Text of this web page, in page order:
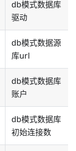
db模式数据库
驱动
db模式数据源
库url
db模式数据库
账户
db模式数据库
初始连接数